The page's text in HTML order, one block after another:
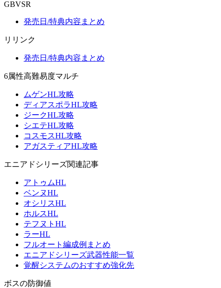
GBVSR
発売日/特典内容まとめ
リリンク
発売日/特典内容まとめ
6属性高難易度マルチ
ムゲンHL攻略
ディアスポラHL攻略
ジークHL攻略
シエテHL攻略
コスモスHL攻略
アガスティアHL攻略
エニアドシリーズ関連記事
アトゥムHL
ベンヌHL
オシリスHL
ホルスHL
テフヌトHL
ラーHL
フルオート編成例まとめ
エニアドシリーズ武器性能一覧
覚醒システムのおすすめ強化先
ボスの防御値